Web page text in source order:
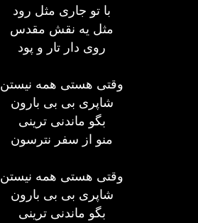
با تو جاری مثل رود
مثل یه نقش مقدس
روی دار تار و پود
وقتی هستی همه نیستن
شاپری بی بی بارون
بگو ماندنی ترینی
منو از سفر نترسون
وقتی هستی همه نیستن
شاپری بی بی بارون
بگو ماندنی ترینی